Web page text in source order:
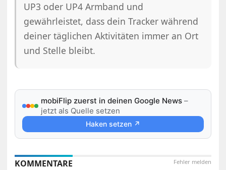
UP3 oder UP4 Armband und
gewährleistet, dass dein Tracker während
deiner täglichen Aktivitäten immer an Ort
und Stelle bleibt.
mobiFlip zuerst in deinen Google News –
jetzt als Quelle setzen
Haken setzen ↗
Fehler melden
KOMMENTARE